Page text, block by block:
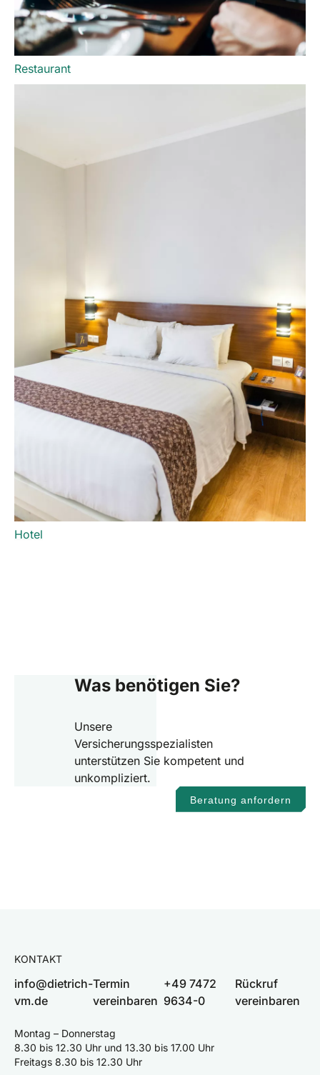
Restaurant
Hotel
Was benötigen Sie?
Unsere
Versicherungsspezialisten
unterstützen Sie kompetent und
unkompliziert.
Beratung anfordern
KONTAKT
info@dietrich-
vm.de
Termin
vereinbaren
+49 7472
9634-0
Rückruf
vereinbaren
Montag – Donnerstag
8.30 bis 12.30 Uhr und 13.30 bis 17.00 Uhr
Freitags 8.30 bis 12.30 Uhr